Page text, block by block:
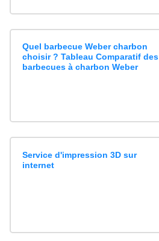
Quel barbecue Weber charbon
choisir ? Tableau Comparatif des
barbecues à charbon Weber
Service d'impression 3D sur
internet